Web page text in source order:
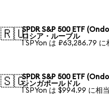
🇷🇺SPDR S&P 500 ETF
ロシア・ルーブル
1 SPYon は ₽63,286.79 に
🇸🇬SPDR S&P 500 ETF
シンガポールドル
1 SPYon は $994.99 に相当